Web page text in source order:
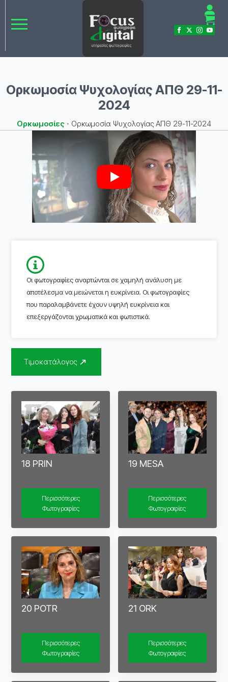
Ορκωμοσία Ψυχολογίας ΑΠΘ 29-11-
2024
Ορκωμοσίες ⋅ Ορκωμοσία Ψυχολογίας ΑΠΘ 29-11-2024
Play
Οι φωτογραφίες αναρτώνται σε χαμηλή ανάλυση με
αποτέλεσμα να μειώνεται η ευκρίνεια. Οι φωτογραφίες
που παραλαμβάνετε έχουν υψηλή ευκρίνεια και
επεξεργάζονται χρωματικά και φωτιστικά.
Τιμοκατάλογος
18 PRIN
Περισσότερες
Φωτογραφίες
19 MESA
Περισσότερες
Φωτογραφίες
20 POTR
Περισσότερες
Φωτογραφίες
21 ORK
Περισσότερες
Φωτογραφίες